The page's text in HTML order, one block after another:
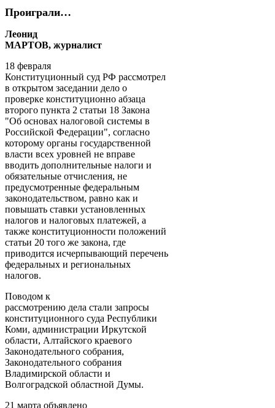
Проиграли…
Леонид
МАРТОВ, журналист
18 февраля
Конституционный суд РФ рассмотрел
в открытом заседании дело о
проверке конституционно абзаца
второго пункта 2 статьи 18 Закона
"Об основах налоговой системы в
Российской Федерации", согласно
которому органы государственной
власти всех уровней не вправе
вводить дополнительные налоги и
обязательные отчисления, не
предусмотренные федеральным
законодательством, равно как и
повышать ставки установленных
налогов и налоговых платежей, а
также конституционности положений
статьи 20 того же закона, где
приводится исчерпывающий перечень
федеральных и региональных
налогов.
Поводом к
рассмотрению дела стали запросы
конституционного суда Республики
Коми, администрации Иркутской
области, Алтайского краевого
Законодательного собрания,
Законодательного собрания
Владимирской области и
Волгоградской областной Думы.
21 марта объявлено